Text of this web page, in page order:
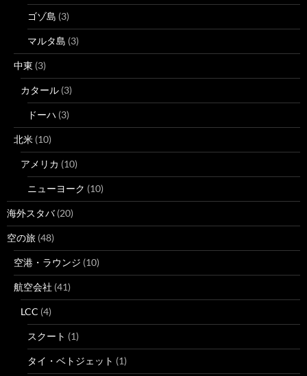
ゴゾ島 (3)
マルタ島 (3)
中東 (3)
カタール (3)
ドーハ (3)
北米 (10)
アメリカ (10)
ニューヨーク (10)
海外スタバ(20)
空の旅 (48)
空港・ラウンジ (10)
航空会社 (41)
LCC (4)
スクート (1)
タイ・ベトジェット (1)